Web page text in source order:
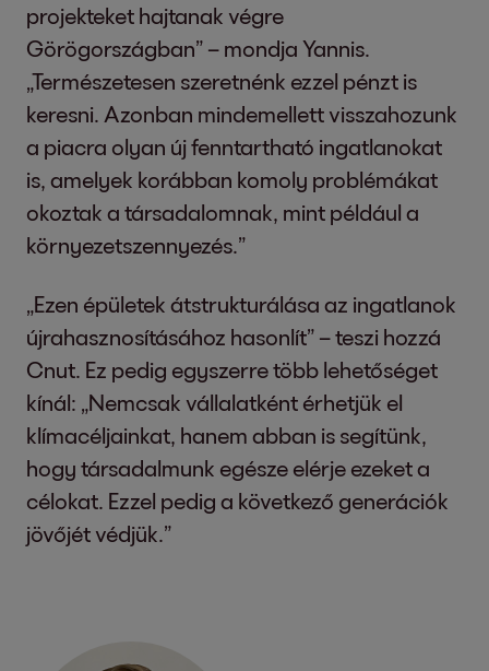
projekteket hajtanak végre
Görögországban” – mondja Yannis.
„Természetesen szeretnénk ezzel pénzt is
keresni. Azonban mindemellett visszahozunk
a piacra olyan új fenntartható ingatlanokat
is, amelyek korábban komoly problémákat
okoztak a társadalomnak, mint például a
környezetszennyezés.”
„Ezen épületek átstrukturálása az ingatlanok
újrahasznosításához hasonlít” – teszi hozzá
Cnut. Ez pedig egyszerre több lehetőséget
kínál: „Nemcsak vállalatként érhetjük el
klímacéljainkat, hanem abban is segítünk,
hogy társadalmunk egésze elérje ezeket a
célokat. Ezzel pedig a következő generációk
jövőjét védjük.”